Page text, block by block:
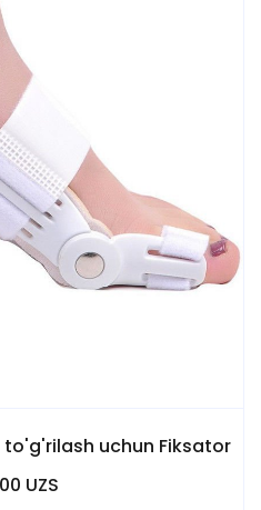
uchun Fiksator
UZS